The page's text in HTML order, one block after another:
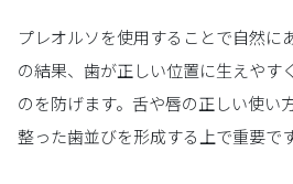
プレオルソを使用することで自然に
の結果、歯が正しい位置に生えやす
のを防げます。舌や唇の正しい使い
整った歯並びを形成する上で重要です